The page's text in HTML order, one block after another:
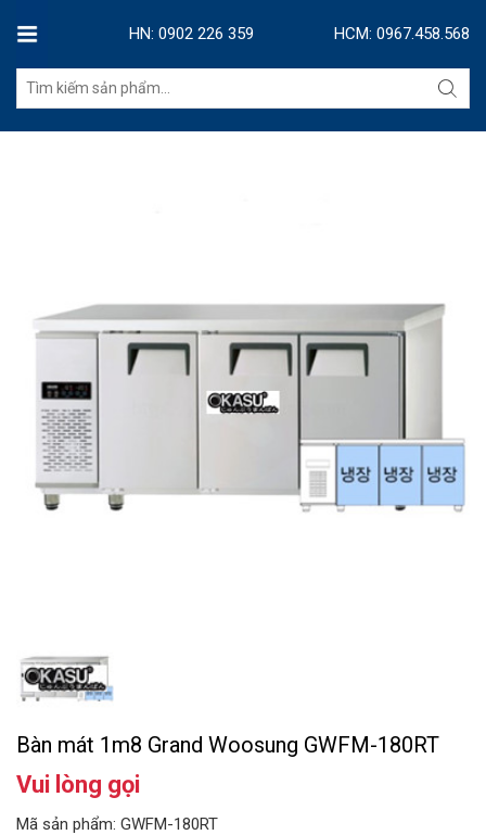
HN: 0902 226 359 HCM: 0967.458.568
Bàn mát 1m8 Grand Woosung GWFM-180RT
Vui lòng gọi
Mã sản phẩm: GWFM-180RT